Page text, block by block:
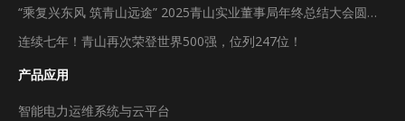
“乘复兴东风 筑青山远途” 2025青山实业董事局年终总结大会圆满举行
连续七年！青山再次荣登世界500强，位列247位！
产品应用
智能电力运维系统与云平台